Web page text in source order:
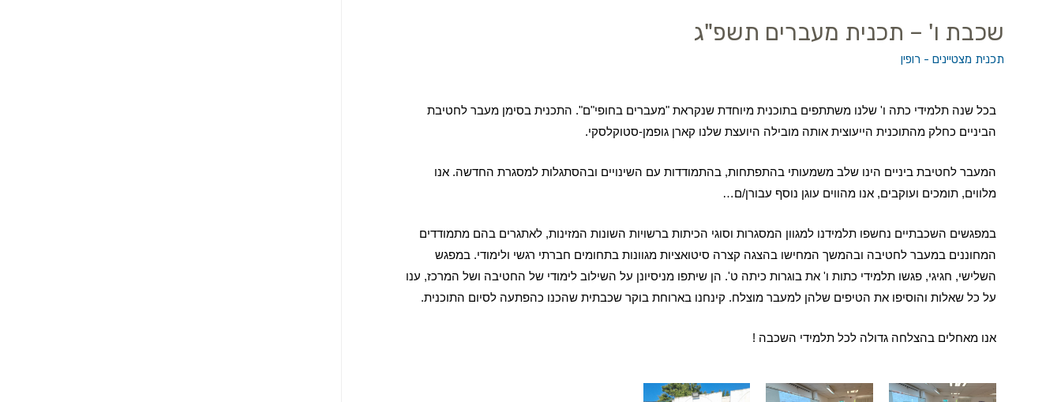
שכבת ו' – תכנית מעברים תשפ"ג
תכנית מצטיינים - רופין
בכל שנה תלמידי כתה ו' שלנו משתתפים בתוכנית מיוחדת שנקראת "מעברים בחופי"ם". התכנית בסימן מעבר לחטיבת
הביניים כחלק מהתוכנית הייעוצית אותה מובילה היועצת שלנו קארן גופמן-סטוקלסקי.
המעבר לחטיבת ביניים הינו שלב משמעותי בהתפתחות, בהתמודדות עם השינויים ובהסתגלות למסגרת החדשה. אנו
מלווים, תומכים ועוקבים, אנו מהווים עוגן נוסף עבורן/ם…
במפגשים השכבתיים נחשפו תלמידנו למגוון המסגרות וסוגי הכיתות ברשויות השונות המזינות, לאתגרים בהם מתמודדים
המחוננים במעבר לחטיבה ובהמשך המחישו בהצגה קצרה סיטואציות מגוונות בתחומים חברתי רגשי ולימודי. במפגש
השלישי, חגיגי, פגשו תלמידי כתות ו' את בוגרות כיתה ט'. הן שיתפו מניסיונן על השילוב לימודי של החטיבה ושל המרכז, ענו
על כל שאלות והוסיפו את הטיפים שלהן למעבר מוצלח. קינחנו בארוחת בוקר שכבתית שהכנו כהפתעה לסיום התוכנית.
אנו מאחלים בהצלחה גדולה לכל תלמידי השכבה !